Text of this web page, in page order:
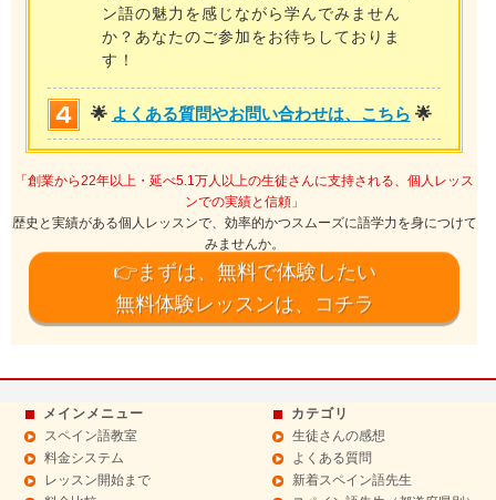
ン語の魅力を感じながら学んでみません
か？あなたのご参加をお待ちしておりま
す！
🌟 よくある質問やお問い合わせは、こちら 🌟
「創業から22年以上・延べ5.1万人以上の生徒さんに支持される、個人レッス
ンでの実績と信頼」
歴史と実績がある個人レッスンで、効率的かつスムーズに語学力を身につけて
みませんか。
👉まずは、無料で体験したい
無料体験レッスンは、コチラ
メインメニュー
スペイン語教室
料金システム
レッスン開始まで
カテゴリ
生徒さんの感想
よくある質問
新着スペイン語先生